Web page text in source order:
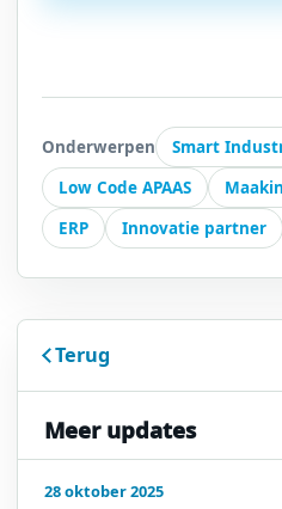
Onderwerpen Smart
Low Code APAAS
ERP
Innovatie partner
Terug
Meer updates
28 oktober 2025